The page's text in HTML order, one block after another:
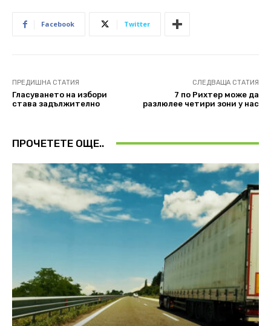
Facebook Twitter
ПРЕДИШНА СТАТИЯ
Гласуването на избори
става задължително
СЛЕДВАЩА СТАТИЯ
7 по Рихтер може да
разлюлее четири зони у нас
ПРОЧЕТЕТЕ ОЩЕ..